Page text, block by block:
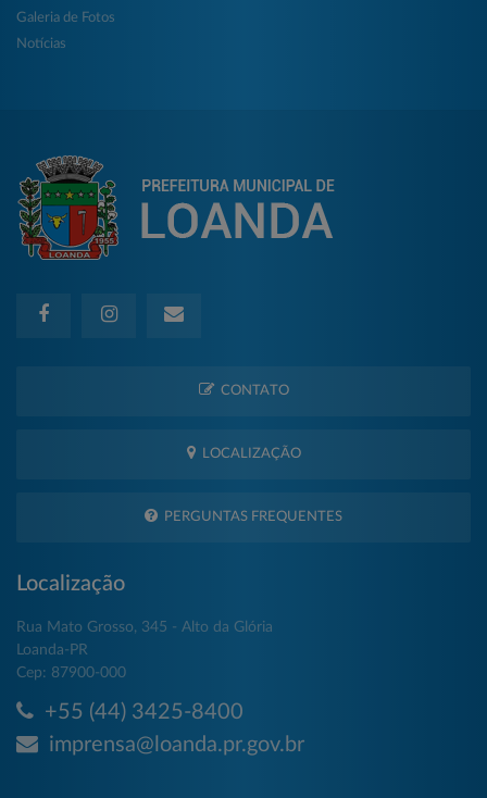
Galeria de Fotos
Notícias
CONTATO
LOCALIZAÇÃO
PERGUNTAS FREQUENTES
Localização
Rua Mato Grosso, 345 - Alto da Glória
Loanda-PR
Cep: 87900-000
+55 (44) 3425-8400
imprensa@loanda.pr.gov.br